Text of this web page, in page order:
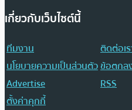
เกี่ยวกับเว็บไซต์นี้
ทีมงาน
ติดต่อเ
นโยบายความเป็นส่วนตัวข้อตกล
Advertise
RSS
ตั้งค่าคุกกี้